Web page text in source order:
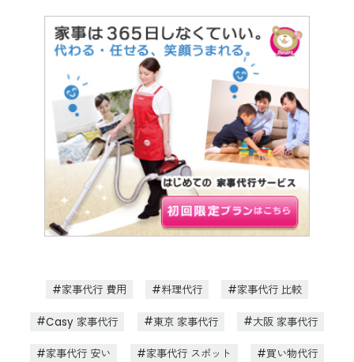
家事代行 費用 料理代行 家事代行 比較
Casy 家事代行 東京 家事代行 大阪 家事代行
家事代行 安い 家事代行 スポット 買い物代行